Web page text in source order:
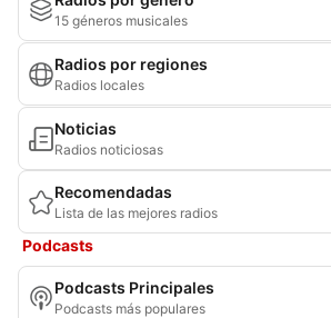
15 géneros musicales
Radios por regiones
Radios locales
Noticias
Radios noticiosas
Recomendadas
Lista de las mejores radios
Podcasts
Podcasts Principales
Podcasts más populares